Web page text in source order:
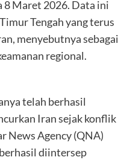
8 Maret 2026. Data ini
Tengah yang terus
menyebutnya sebagai
regional.
telah berhasil
Iran sejak konflik
News Agency (QNA)
diintersep